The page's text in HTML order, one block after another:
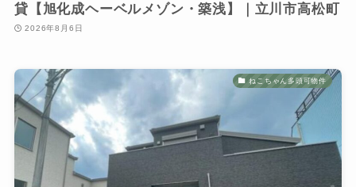
貸【旭化成ヘーベルメゾン・築浅】｜立川市高松町
2026年8月6日
ねこちゃん多頭可物件